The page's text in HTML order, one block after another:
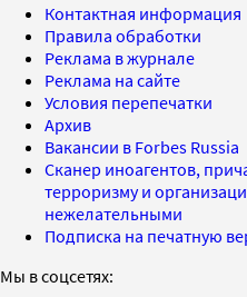
Контактная информация
Правила обработки
Реклама в журнале
Реклама на сайте
Условия перепечатки
Архив
Вакансии в Forbes Russia
Сканер иноагентов,
терроризму и
нежелательными
Подписка на печатную
Мы в соцсетях: